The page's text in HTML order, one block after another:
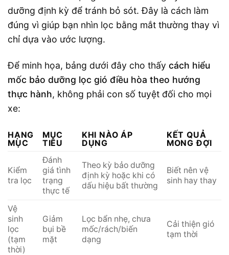
dưỡng định kỳ để tránh bỏ sót. Đây là cách làm
đúng vì giúp bạn nhìn lọc bằng mắt thường thay vì
chỉ dựa vào ước lượng.
Để minh họa, bảng dưới đây cho thấy cách hiểu
mốc bảo dưỡng lọc gió điều hòa theo hướng
thực hành, không phải con số tuyệt đối cho mọi
xe:
HẠNG
MỤC
MỤC
TIÊU
KHI NÀO ÁP
DỤNG
KẾT QUẢ
MONG ĐỢI
Kiểm
tra lọc
Đánh
giá tình
trạng
thực tế
Theo kỳ bảo dưỡng
định kỳ hoặc khi có
dấu hiệu bất thường
Biết nên vệ
sinh hay thay
Vệ
sinh
lọc
(tạm
thời)
Giảm
bụi bề
mặt
Lọc bẩn nhẹ, chưa
mốc/rách/biến
dạng
Cải thiện gió
tạm thời